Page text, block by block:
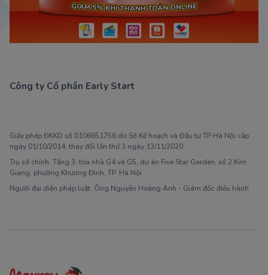
Công ty Cổ phần Early Start
Giấy phép ĐKKD số 0106651756 do Sở Kế hoạch và Đầu tư TP Hà Nội cấp
ngày 01/10/2014, thay đổi lần thứ 3 ngày 13/11/2020
Trụ sở chính: Tầng 3, tòa nhà G4 và G5, dự án Five Star Garden, số 2 Kim
Giang, phường Khương Đình, TP. Hà Nội
Người đại diện pháp luật: Ông Nguyễn Hoàng Anh - Giám đốc điều hành